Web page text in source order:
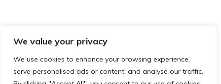
We value your privacy
We use cookies to enhance your browsing experience,
serve personalised ads or content, and analyse our traffic.